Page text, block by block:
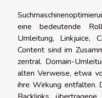
eine bedeutende
Umleitung, Linkjuice,
Content sind im
zentral. Domain-
alten Verweise, etwa
ihre Wirkung entfalten.